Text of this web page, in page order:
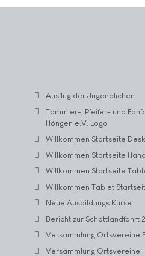
Ausflug der Jugendlichen
Tommler-, Pfeifer- und
Höngen e.V. Logo
Willkommen Startseite
Willkommen Startseite
Willkommen Startseite
Willkommen Tablet
Neue Ausbildungs Kurse
Bericht zur Schottlandfahrt
Versammlung Ortsvereine
Versammlung Ortsvereine